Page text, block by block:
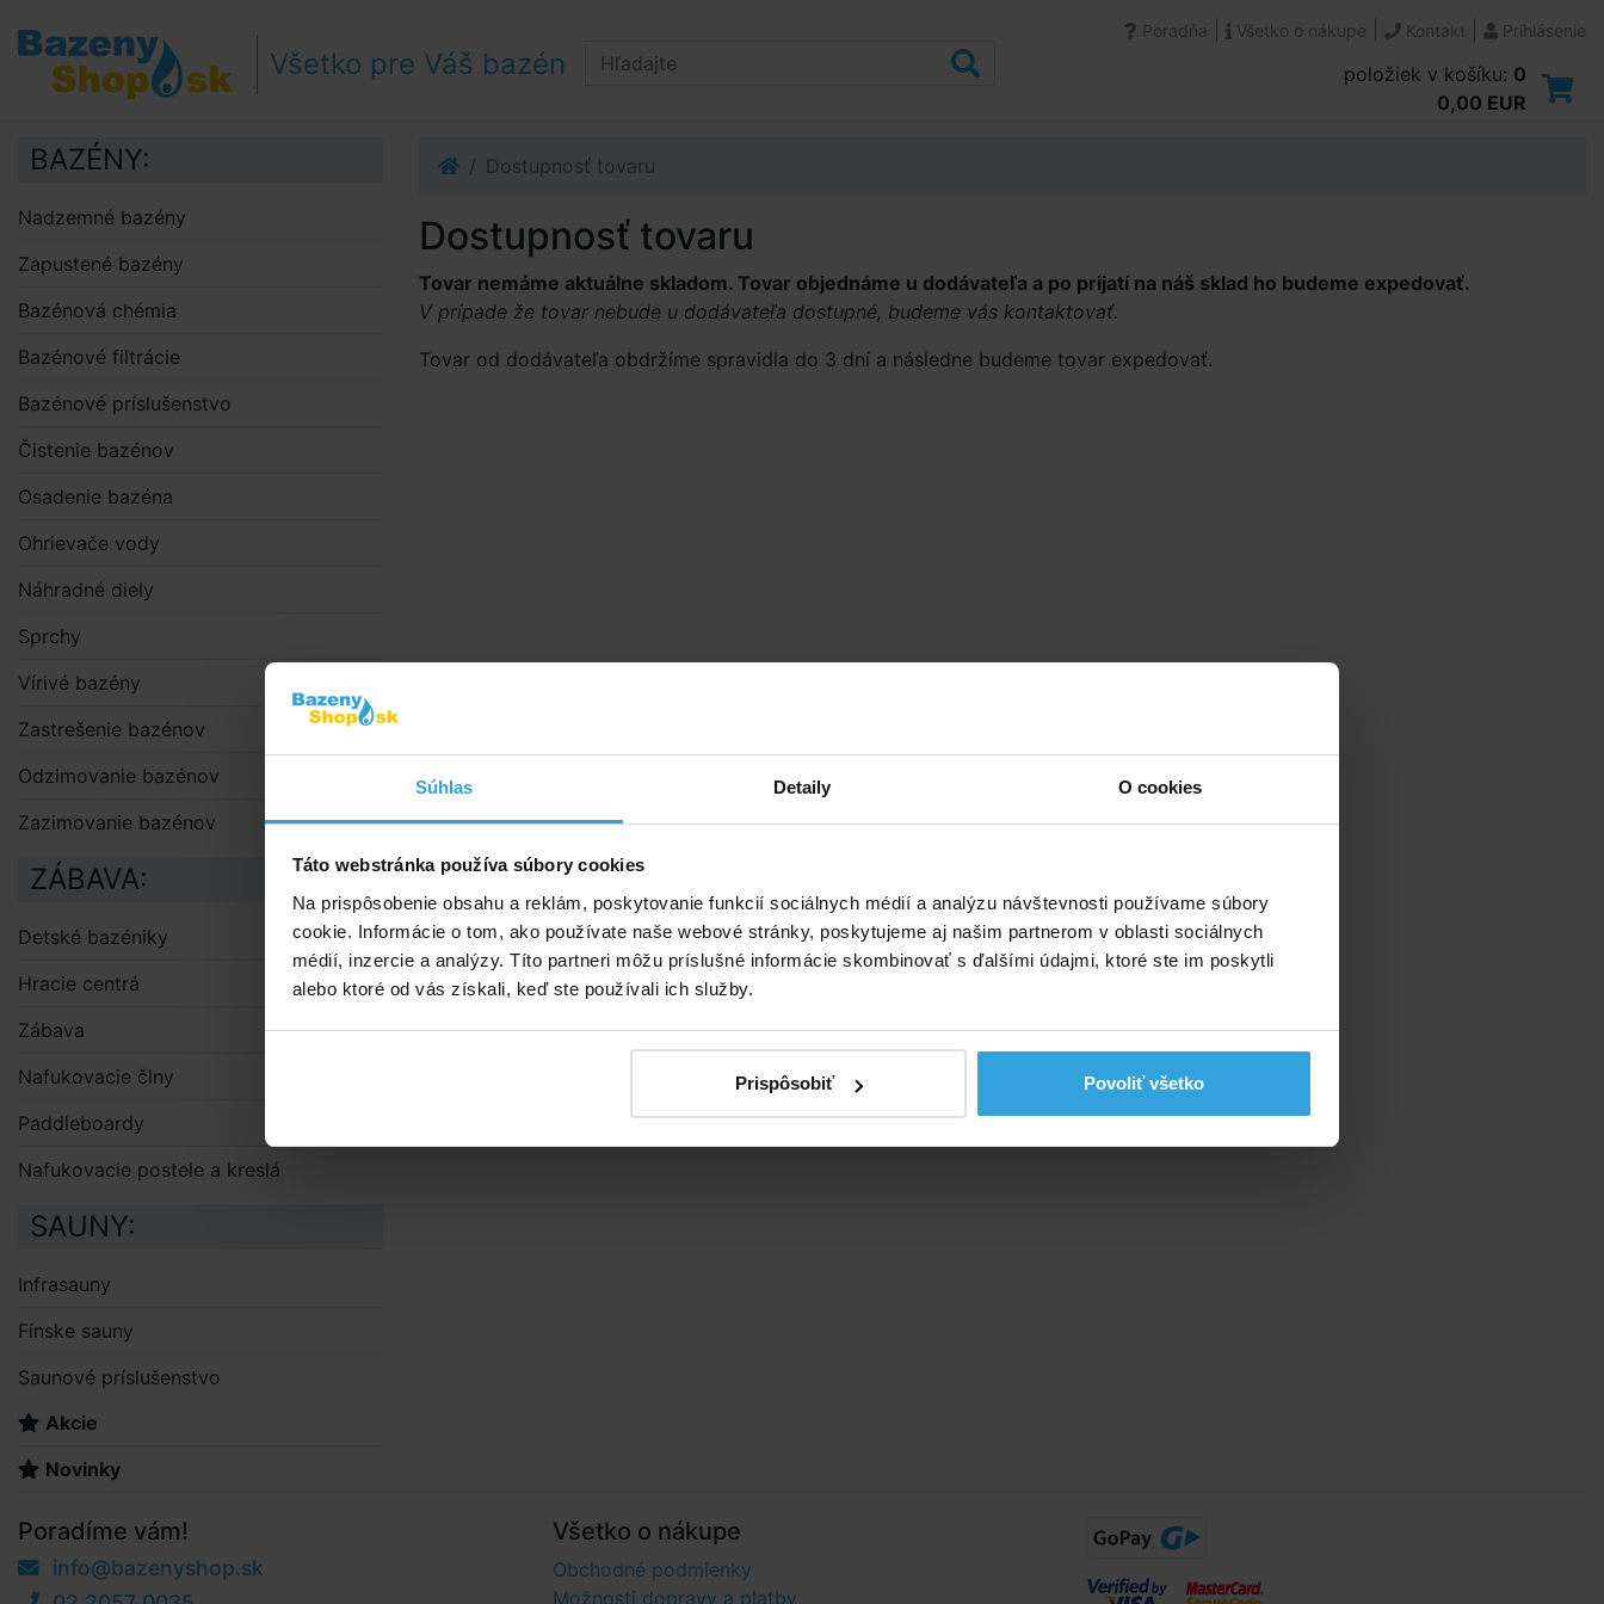
Súhlas Detaily O cookies
Táto webstránka používa súbory cookies
Na prispôsobenie obsahu a reklám, poskytovanie funkcií sociálnych médií a analýzu návštevnosti používame súbory
cookie. Informácie o tom, ako používate naše webové stránky, poskytujeme aj našim partnerom v oblasti sociálnych
médií, inzercie a analýzy. Títo partneri môžu príslušné informácie skombinovať s ďalšími údajmi, ktoré ste im poskytli
alebo ktoré od vás získali, keď ste používali ich služby.
Prispôsobiť Povoliť všetko
Prejsť na obsah
Prejsť k bočnému stĺpci
Klávesové skratky
Všetko pre Váš bazén
Poradňa Všetko o nákupe Kontakt Prihlásenie
položiek v košíku: 0
0,00 EUR
Dostupnosť tovaru
Dostupnosť tovaru
Tovar nemáme aktuálne skladom. Tovar objednáme u dodávateľa a po prijatí na náš sklad ho budeme expedovať.
V prípade že tovar nebude u dodávateľa dostupné, budeme vás kontaktovať.
Tovar od dodávateľa obdržíme spravidla do 3 dní a následne budeme tovar expedovať.
BAZÉNY:
Nadzemné bazény
Zapustené bazény
Bazénová chémia
Bazénové filtrácie
Bazénové príslušenstvo
Čistenie bazénov
Osadenie bazéna
Ohrievače vody
Náhradné diely
Sprchy
Vírivé bazény
Zastrešenie bazénov
Odzimovanie bazénov
Zazimovanie bazénov
ZÁBAVA:
Detské bazéniky
Hracie centrá
Zábava
Nafukovacie člny
Paddleboardy
Nafukovacie postele a kreslá
SAUNY:
Infrasauny
Fínske sauny
Saunové príslušenstvo
Akcie
Novinky
Poradíme vám!
info@bazenyshop.sk
Všetko o nákupe
Obchodné podmienky
Možnosti dopravy a platby